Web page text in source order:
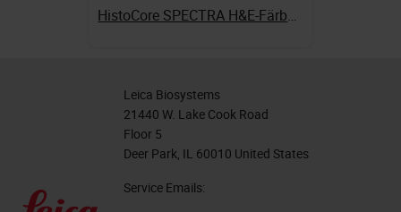
HistoCore SPECTRA H&E-Färbungen
Leica Biosystems
21440 W. Lake Cook Road
Floor 5
Deer Park, IL 60010 United States
Service Emails: